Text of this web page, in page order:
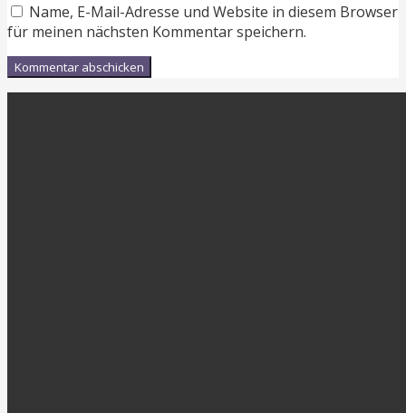
Name, E-Mail-Adresse und Website in diesem Browser
für meinen nächsten Kommentar speichern.